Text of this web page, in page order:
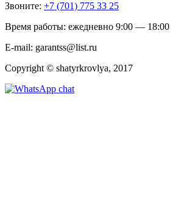
Звоните: +7 (701) 775 33 25
Время работы: ежедневно 9:00 — 18:00
E-mail: garantss@list.ru
Copyright © shatyrkrovlya, 2017